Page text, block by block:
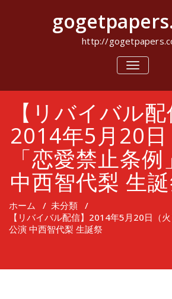
キ
http://
ナ
ビ
シ
ョ
ン
を
切
り
替
え
【リバイバル配
2014年5月20日
「恋愛禁止条
中西智代梨 生
ホーム / 未分類 /
【リバイバル配信】2014年5月20日（火
公演 中西智代梨 生誕祭